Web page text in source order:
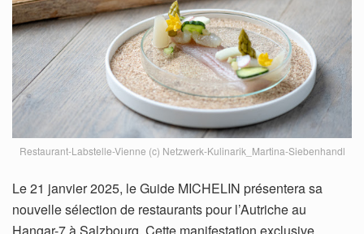
Restaurant-Labstelle-Vienne (c) Netzwerk-Kulinarik_Martina-Siebenhandl
Le 21 janvier 2025, le Guide MICHELIN présentera sa
nouvelle sélection de restaurants pour l’Autriche au